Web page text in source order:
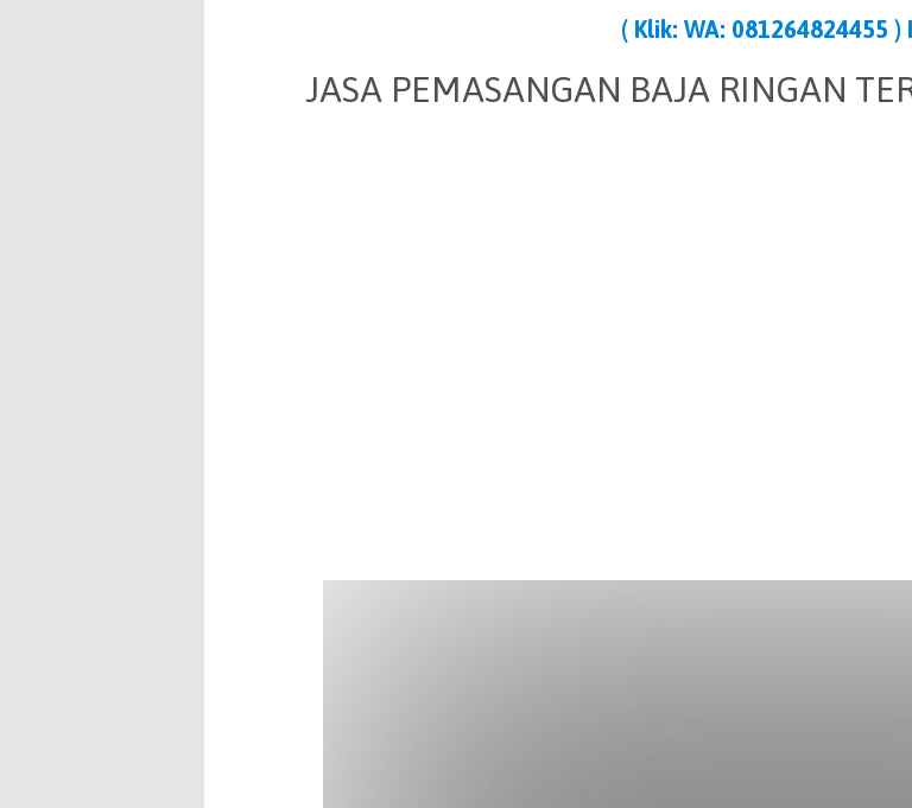
( Klik: WA: 081264824455 )
JASA PEMASANGAN BAJA RINGAN